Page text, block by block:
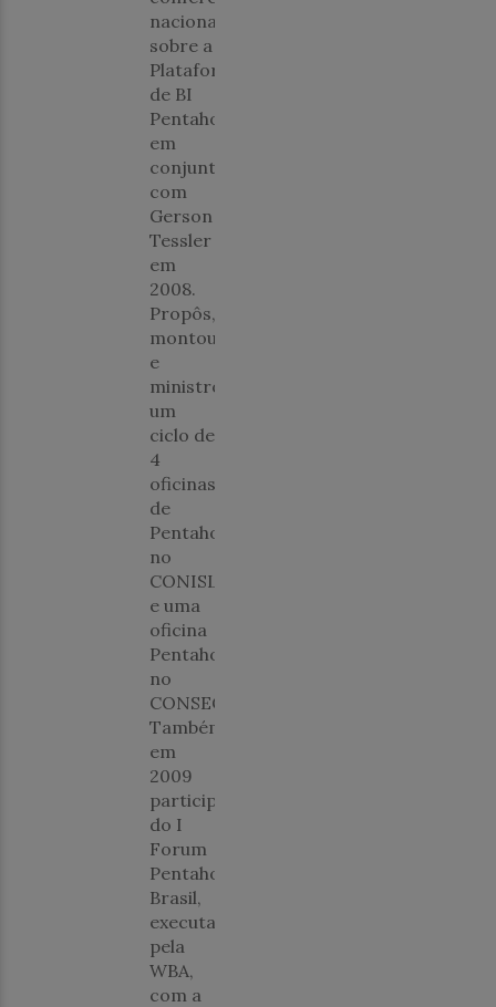
nacional
sobre a
Plataforma
de BI
Pentaho,
em
conjunto
com
Gerson
Tessler
em
2008.
Propôs,
montou
e
ministrou
um
ciclo de
4
oficinas
de
Pentaho
no
CONISLI'08
e uma
oficina
Pentaho
no
CONSEGI'2009.
Também
em
2009
participou
do I
Forum
Pentaho
Brasil,
executado
pela
WBA,
com a